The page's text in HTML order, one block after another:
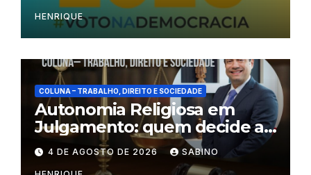
HENRIQUE
COLUNA – TRABALHO, DIREITO E SOCIEDADE
Autonomia Religiosa em
Julgamento: quem decide as
regras dentro dos templos?
4 DE AGOSTO DE 2026 SABINO